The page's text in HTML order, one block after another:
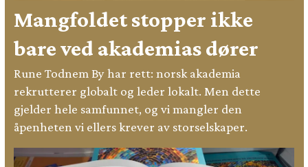
Mangfoldet stopper ikke
bare ved akademias dører
Rune Todnem By har rett: norsk akademia
rekrutterer globalt og leder lokalt. Men dette
gjelder hele samfunnet, og vi mangler den
åpenheten vi ellers krever av storselskaper.